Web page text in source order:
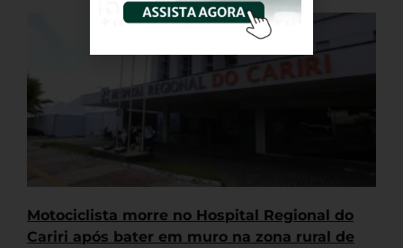
Motociclista morre no Hospital Regional do
Cariri após bater em muro na zona rural de